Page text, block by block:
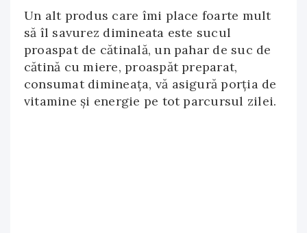
Un alt produs care îmi place foarte mult
să îl savurez dimineata este sucul
proaspat de cătinală, un pahar de suc de
cătină cu miere, proaspăt preparat,
consumat dimineaţa, vă asigură porţia de
vitamine şi energie pe tot parcursul zilei.